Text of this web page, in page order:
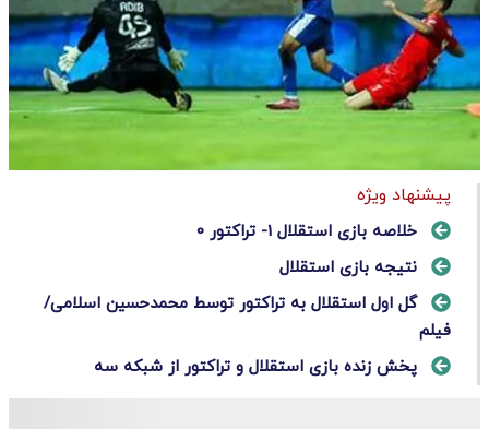
پیشنهاد ویژه
خلاصه بازی استقلال 1- تراکتور 0
نتیجه بازی استقلال
گل اول استقلال به تراکتور توسط محمدحسین اسلامی/
فیلم
پخش زنده بازی استقلال و تراکتور از شبکه سه